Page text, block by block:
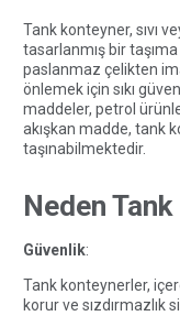
Tank konteyner, sıvı
tasarlanmış bir
paslanmaz çelikten
önlemek için sıkı
maddeler, petrol
akışkan madde, tank
taşınabilmektedir.
Neden
Güvenlik:
Tank konteynerler,
korur ve sızdırmazlık